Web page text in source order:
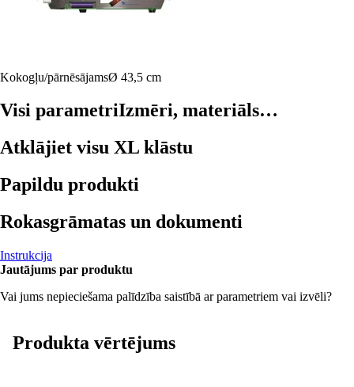
Kokogļu/pārnēsājamsØ 43,5 cm
Visi parametriIzmēri, materiāls…
Atklājiet visu XL klāstu
Papildu produkti
Rokasgrāmatas un dokumenti
Instrukcija
Jautājums par produktu
Vai jums nepieciešama palīdzība saistībā ar parametriem vai izvēli?
Produkta vērtējums